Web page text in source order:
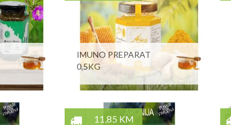
IMUNO PREPARAT
0,5KG
11,85 KM